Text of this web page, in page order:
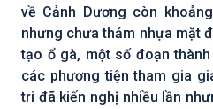
về Cảnh Dương còn
nhưng chưa thảm nhựa mặt
tạo ổ gà, một số đoạn
các phương tiện tham gia
tri đã kiến nghị nhiều lần